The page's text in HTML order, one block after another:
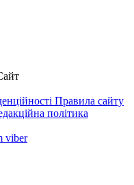
Правила сайту
політика
viber